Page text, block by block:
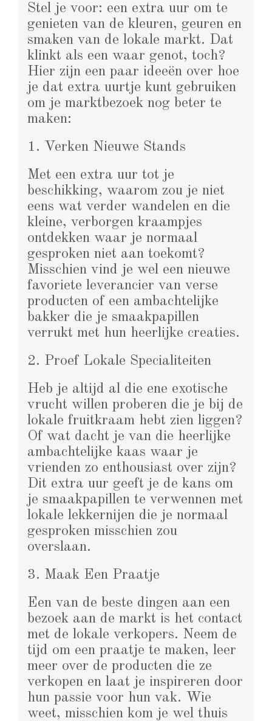
Stel je voor: een extra uur om te
genieten van de kleuren, geuren en
smaken van de lokale markt. Dat
klinkt als een waar genot, toch?
Hier zijn een paar ideeën over hoe
je dat extra uurtje kunt gebruiken
om je marktbezoek nog beter te
maken:
1. Verken Nieuwe Stands
Met een extra uur tot je
beschikking, waarom zou je niet
eens wat verder wandelen en die
kleine, verborgen kraampjes
ontdekken waar je normaal
gesproken niet aan toekomt?
Misschien vind je wel een nieuwe
favoriete leverancier van verse
producten of een ambachtelijke
bakker die je smaakpapillen
verrukt met hun heerlijke creaties.
2. Proef Lokale Specialiteiten
Heb je altijd al die ene exotische
vrucht willen proberen die je bij de
lokale fruitkraam hebt zien liggen?
Of wat dacht je van die heerlijke
ambachtelijke kaas waar je
vrienden zo enthousiast over zijn?
Dit extra uur geeft je de kans om
je smaakpapillen te verwennen met
lokale lekkernijen die je normaal
gesproken misschien zou
overslaan.
3. Maak Een Praatje
Een van de beste dingen aan een
bezoek aan de markt is het contact
met de lokale verkopers. Neem de
tijd om een praatje te maken, leer
meer over de producten die ze
verkopen en laat je inspireren door
hun passie voor hun vak. Wie
weet, misschien kom je wel thuis